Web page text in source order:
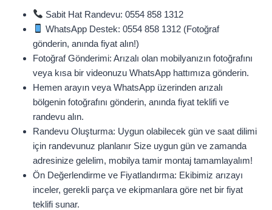
Sabit Hat Randevu: 0554 858 1312
WhatsApp Destek: 0554 858 1312 (Fotoğraf
gönderin, anında fiyat alın!)
Fotoğraf Gönderimi: Arızalı olan mobilyanızın fotoğrafını
veya kısa bir videonuzu WhatsApp hattımıza gönderin.
Hemen arayın veya WhatsApp üzerinden arızalı
bölgenin fotoğrafını gönderin, anında fiyat teklifi ve
randevu alın.
Randevu Oluşturma: Uygun olabilecek gün ve saat dilimi
için randevunuz planlanır Size uygun gün ve zamanda
adresinize gelelim, mobilya tamir montaj tamamlayalım!
Ön Değerlendirme ve Fiyatlandırma: Ekibimiz arızayı
inceler, gerekli parça ve ekipmanlara göre net bir fiyat
teklifi sunar.